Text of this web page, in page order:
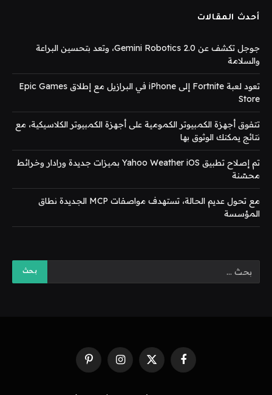
أحدث المقالات
جوجل تكشف عن Gemini Robotics 2.0، وتعد بتحسين البراعة
والسلامة
تعود لعبة Fortnite إلى iPhone في البرازيل مع إطلاق Epic Games
Store
تتفوق أجهزة الكمبيوتر الكمومية على أجهزة الكمبيوتر الكلاسيكية، مع
نتائج يمكنك الوثوق بها
تم إصلاح تطبيق Yahoo Weather iOS بميزات جديدة ورادار وخرائط
محسّنة
مع تحول عديم الحالة، تستهدف مواصفات MCP الجديدة نطاق
المؤسسة
فيسبوك X
(Twitter)
الانستغرامبينتيريست